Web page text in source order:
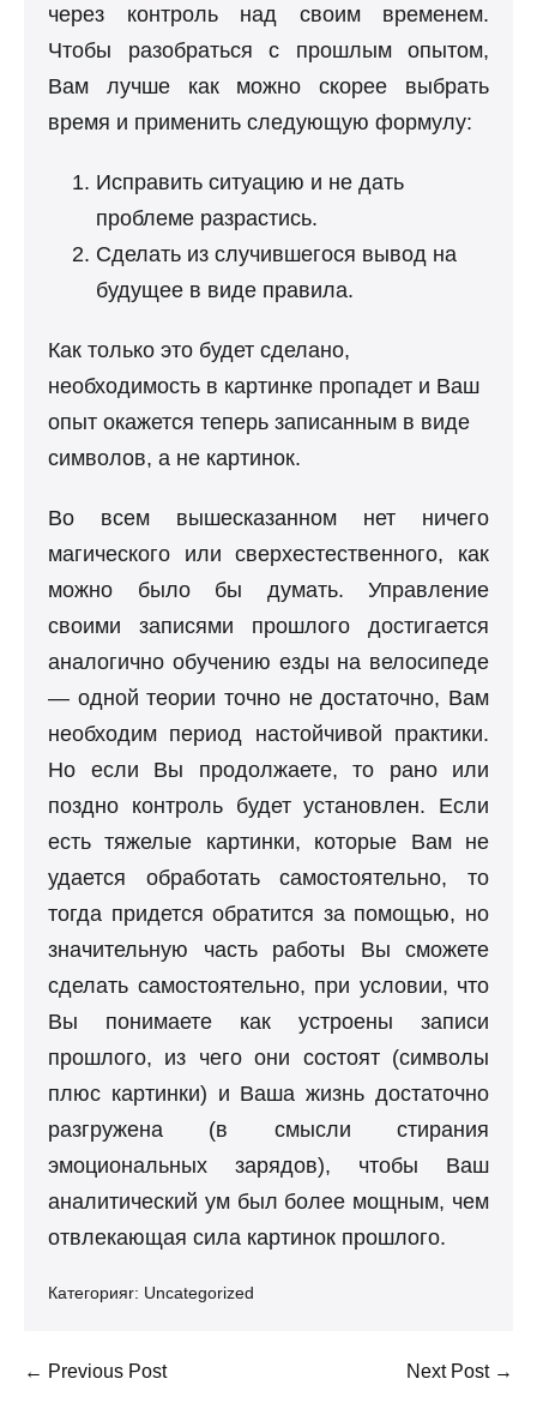
через контроль над своим временем.
Чтобы разобраться с прошлым опытом,
Вам лучше как можно скорее выбрать
время и применить следующую формулу:
Исправить ситуацию и не дать
проблеме разрастись.
Сделать из случившегося вывод на
будущее в виде правила.
Как только это будет сделано,
необходимость в картинке пропадет и Ваш
опыт окажется теперь записанным в виде
символов, а не картинок.
Во всем вышесказанном нет ничего
магического или сверхестественного, как
можно было бы думать. Управление
своими записями прошлого достигается
аналогично обучению езды на велосипеде
— одной теории точно не достаточно, Вам
необходим период настойчивой практики.
Но если Вы продолжаете, то рано или
поздно контроль будет установлен. Если
есть тяжелые картинки, которые Вам не
удается обработать самостоятельно, то
тогда придется обратится за помощью, но
значительную часть работы Вы сможете
сделать самостоятельно, при условии, что
Вы понимаете как устроены записи
прошлого, из чего они состоят (символы
плюс картинки) и Ваша жизнь достаточно
разгружена (в смысли стирания
эмоциональных зарядов), чтобы Ваш
аналитический ум был более мощным, чем
отвлекающая сила картинок прошлого.
Категорияr: Uncategorized
Post
← Previous Post Next Post →